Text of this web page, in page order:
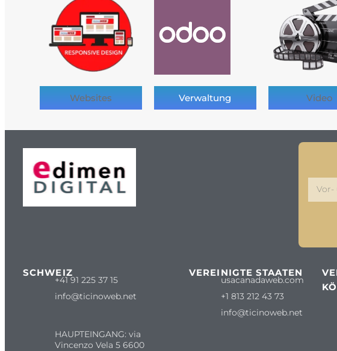
Websites Verwaltung Video
SCHWEIZ
+41 91 225 37 15
info@ticinoweb.net
HAUPTEINGANG: via
Vincenzo Vela 5 6600
VEREINIGTE STAATEN
usacanadaweb.com
+1 813 212 43 73
info@ticinoweb.net